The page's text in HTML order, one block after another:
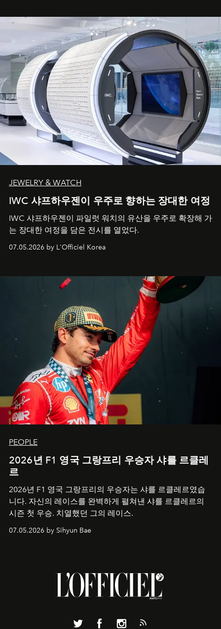
JEWELRY & WATCH
IWC 샤프하우젠이 우주로 향하는 장대한 여정
IWC 샤프하우젠이 파일럿 워치의 유산을 우주로 확장해 가
는 장대한 여정을 담은 전시를 열었다.
07.05.2026 by L'Officiel Korea
PEOPLE
2026년 F1 영국 그랑프리 우승자 샤를 르클레
르
2026년 F1 영국 그랑프리의 우승자는 샤를 르클레르였습
니다. 자신의 레이스를 완벽하게 펼쳐낸 샤를 르클레르의
시즌 첫 우승. 치열했던 그의 레이스.
07.05.2026 by Sihyun Bae